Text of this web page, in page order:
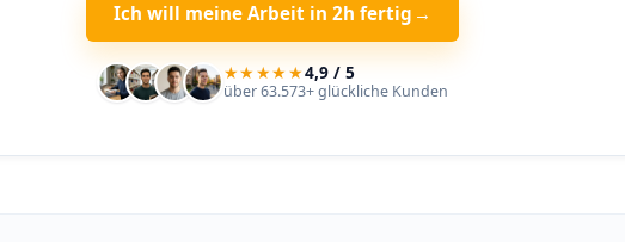
Ich will meine Arbeit in 2h fertig →
★★★★★4,9 / 5
über 63.573+ glückliche Kunden